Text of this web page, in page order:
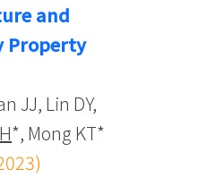
and
Property
JJ, Lin DY,
*, Mong KT*